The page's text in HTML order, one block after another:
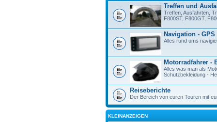
Treffen und
Treffen, Ausfahrten,
F800ST, F800GT,
Navigation - GPS
Alles rund ums
Motorradfahrer -
Alles was man als
Schutzbekleidung -
Reiseberichte
Der Bereich von euren Touren mit
KLEINANZEIGEN